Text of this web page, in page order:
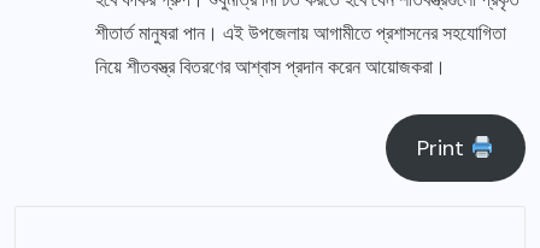
শীতার্ত মানুষরা পান। এই উপজেলায় আগামীতে প্রশাসনের সহযোগিতা
নিয়ে শীতবস্ত্র বিতরণের আশ্বাস প্রদান করেন আয়োজকরা।
Print